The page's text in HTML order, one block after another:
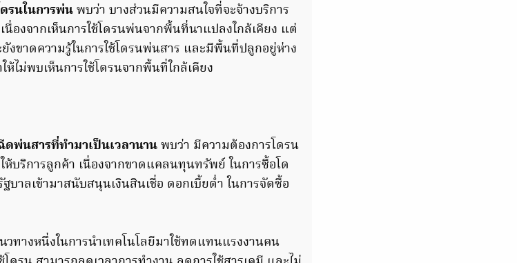
รนในการพ่นพบว่า บางส่วนมีความสนใจที่จะจ้างบริการ
นื่องจากเห็นการใช้โดรนพ่นจากพื้นที่นาแปลงใกล้เคียง แต่
ยังขาดความรู้ในการใช้โดรนพ่นสาร และมีพื้นที่ปลูกอยู่ห่าง
ไม่พบเห็นการใช้โดรนจากพื้นที่ใกล้เคียง
พ่นสารที่ทำมาเป็นเวลานานพบว่า มีความต้องการโดรน
บริการลูกค้า เนื่องจากขาดแคลนทุนทรัพย์ ในการซื้อโด
บาลเข้ามาสนับสนุนเงินสินเชื่อ ดอกเบี้ยต่ำ ในการจัดซื้อ
วทางหนึ่งในการนำเทคโนโลยีมาใช้ทดแทนแรงงานคน